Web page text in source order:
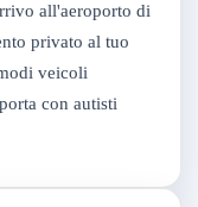
all'aeroporto di
privato al tuo
veicoli
con autisti